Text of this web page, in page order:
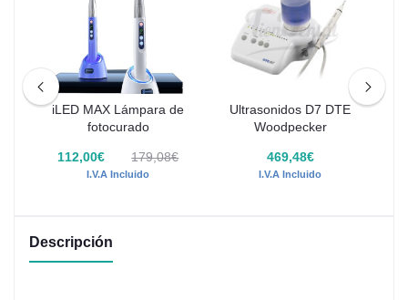
iLED MAX Lámpara de
fotocurado
112,00€ 179,08€
I.V.A Incluido
Ultrasonidos D7 DTE
Woodpecker
469,48€
I.V.A Incluido
Descripción